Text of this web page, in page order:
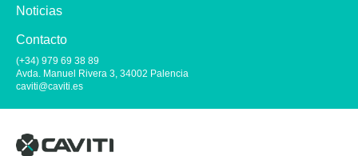
Noticias
Contacto
(+34) 979 69 38 89
Avda. Manuel Rivera 3, 34002 Palencia
caviti@caviti.es